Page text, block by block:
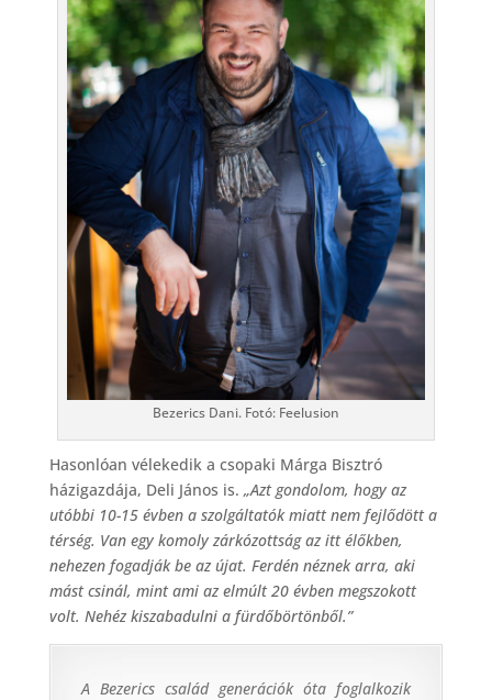
Bezerics Dani. Fotó: Feelusion
Hasonlóan vélekedik a csopaki Márga Bisztró
házigazdája, Deli János is. „Azt gondolom, hogy az
utóbbi 10-15 évben a szolgáltatók miatt nem fejlődött a
térség. Van egy komoly zárkózottság az itt élőkben,
nehezen fogadják be az újat. Ferdén néznek arra, aki
mást csinál, mint ami az elmúlt 20 évben megszokott
volt. Nehéz kiszabadulni a fürdőbörtönből.”
A Bezerics család generációk óta foglalkozik